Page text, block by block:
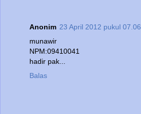
Anonim 23 April 2012 pukul 07.06
munawir
NPM:09410041
hadir pak...
Balas